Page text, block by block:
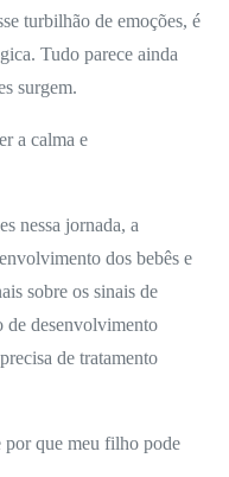
turbilhão de emoções, é
Tudo parece ainda
surgem.
a calma e
nessa jornada, a
dos bebês e
sobre os sinais de
de desenvolvimento
de tratamento
que meu filho pode